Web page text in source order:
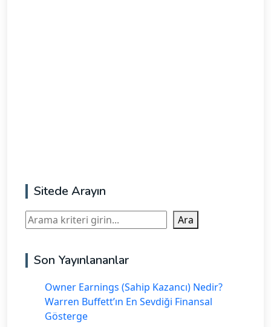
Sitede Arayın
Ara Ara
Son Yayınlananlar
Owner Earnings (Sahip Kazancı) Nedir?
Warren Buffett’ın En Sevdiği Finansal
Gösterge